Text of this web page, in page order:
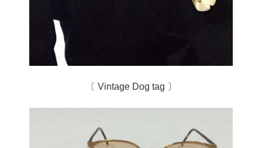
〔 Vintage Dog tag 〕